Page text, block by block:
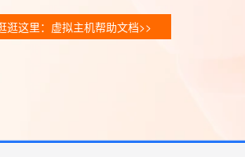
逛这里：虚拟主机帮助文档>>